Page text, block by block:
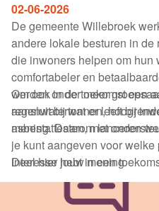
02-06-2026
De gemeente Willebroek
andere lokale besturen in
die inwoners helpen om hun
comfortabeler en
werden onder meer
regenwatertonnen,
asbestattesten, met
Om ook in de toekomst een
aansluit bij wat er leeft bij
mening. Daarom lanceren
je kunt aangeven voor
interesse hebt in een
Deel hier jouw mening